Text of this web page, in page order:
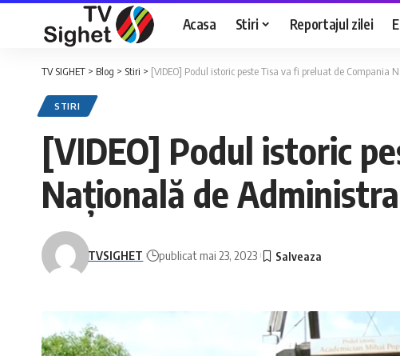
Acasa Stiri Reportajul zilei
TV SIGHET > Blog > Stiri > [VIDEO] Podul istoric peste Tisa va fi preluat de
STIRI
[VIDEO] Podul istoric
Națională de
TVSIGHET publicat mai 23, 2023